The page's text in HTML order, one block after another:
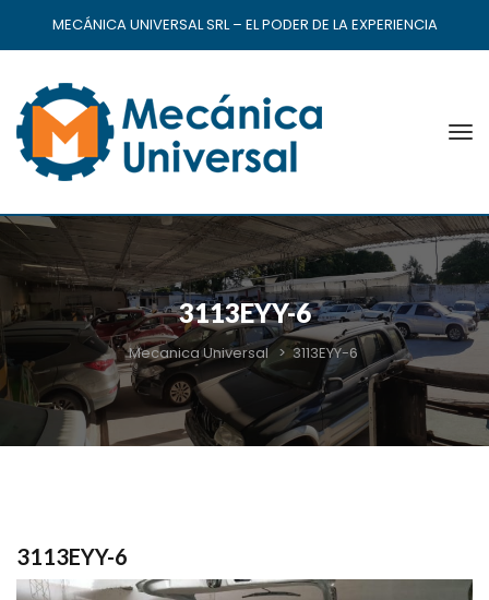
MECÁNICA UNIVERSAL SRL – EL PODER DE LA EXPERIENCIA
3113EYY-6
Mecanica Universal >3113EYY-6
3113EYY-6